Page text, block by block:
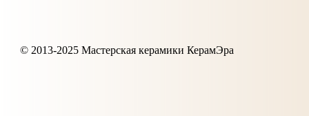
© 2013-2025 Мастерская керамики КерамЭра